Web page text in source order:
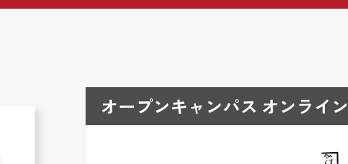
オープンキャンパス オンライン